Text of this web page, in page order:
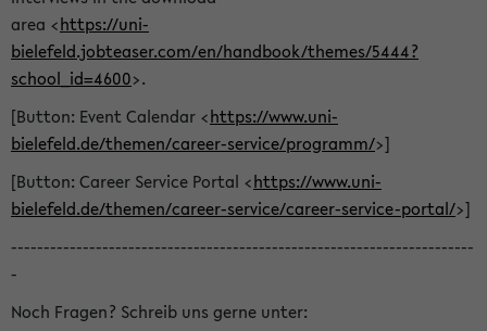
area <https://uni-
bielefeld.jobteaser.com/en/handbook/themes/5444?
school_id=4600>.
[Button: Event Calendar <https://www.uni-
bielefeld.de/themen/career-service/programm/>]
[Button: Career Service Portal <https://www.uni-
bielefeld.de/themen/career-service/career-service-portal/>]
-----------------------------------------------------------------------
-
Noch Fragen? Schreib uns gerne unter: